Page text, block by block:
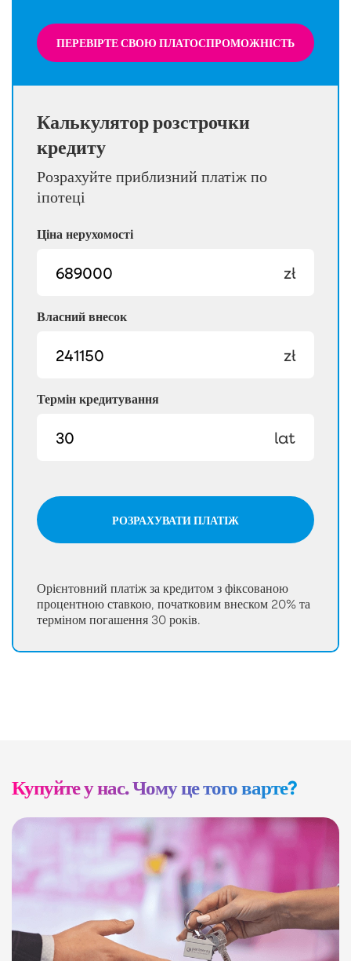
Калькулятор розстрочки
кредиту
Розрахуйте приблизний платіж по
іпотеці
Ціна нерухомості
zł
Власний внесок
zł
Термін кредитування
lat
РОЗРАХУВАТИ ПЛАТІЖ
Орієнтовний платіж за кредитом з фіксованою
процентною ставкою, початковим внеском 20% та
терміном погашення 30 років.
ПЕРЕВІРТЕ СВОЮ ПЛАТОСПРОМОЖНІСТЬ
Купуйте у нас. Чому це того варте?